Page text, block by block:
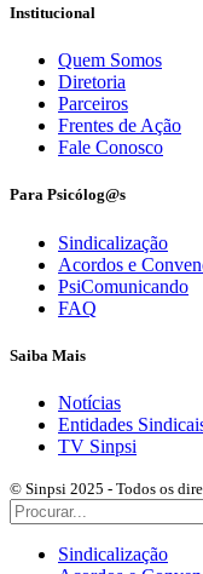
Institucional
Quem Somos
Diretoria
Parceiros
Frentes de Ação
Fale Conosco
Para Psicólog@s
Sindicalização
Acordos e
PsiComunicando
FAQ
Saiba Mais
Notícias
Entidades
TV Sinpsi
© Sinpsi 2025 - Todos os
Sindicalização